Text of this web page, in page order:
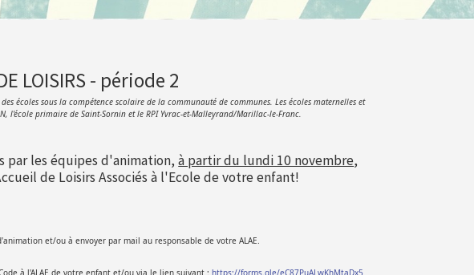
LOISIRS - période 2
écoles sous la compétence scolaire de la communauté de communes. Les écoles maternelles et
l'école primaire de Saint-Sornin et le RPI Yvrac-et-Malleyrand/Marillac-le-Franc.
par les équipes d'animation,à partir du lundi 10 novembre,
de Loisirs Associés à l'Ecole de votre enfant!
et/ou à envoyer par mail au responsable de votre ALAE.
à l'ALAE de votre enfant et/ou via le lien suivant : https://forms.gle/eC87PuALwKhMtaDx5